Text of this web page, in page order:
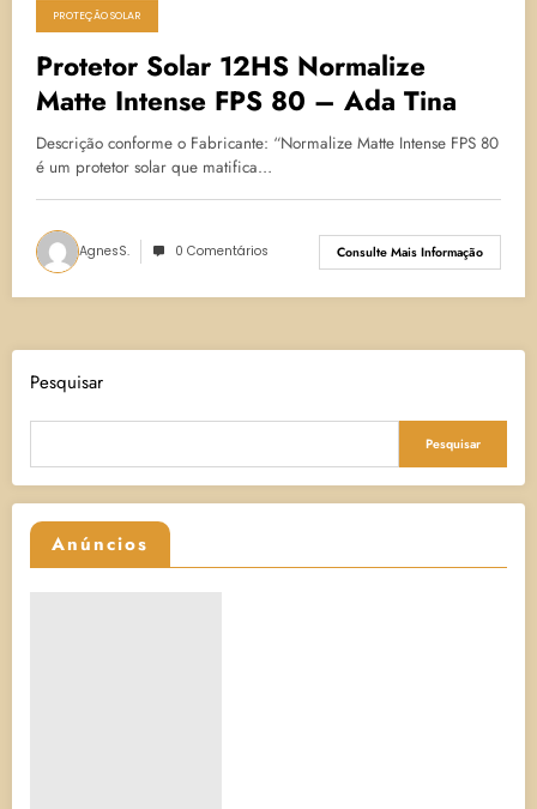
8 de julho de 2024
PROTEÇÃO SOLAR
Protetor Solar 12HS Normalize
Matte Intense FPS 80 – Ada Tina
Descrição conforme o Fabricante: “Normalize Matte Intense FPS 80
é um protetor solar que matifica…
AgnesS. 0 Comentários Consulte Mais Informação
Pesquisar
Pesquisar
Anúncios